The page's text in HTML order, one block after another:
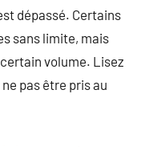
dépassé. Certains
sans limite, mais
volume. Lisez
pas être pris au